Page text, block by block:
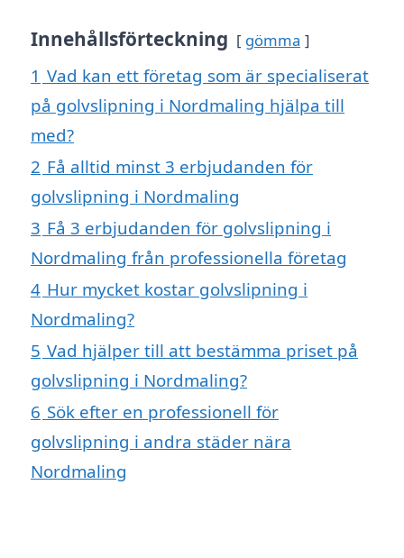
Innehållsförteckning gömma
1 Vad kan ett företag som är specialiserat
på golvslipning i Nordmaling hjälpa till
med?
2 Få alltid minst 3 erbjudanden för
golvslipning i Nordmaling
3 Få 3 erbjudanden för golvslipning i
Nordmaling från professionella företag
4 Hur mycket kostar golvslipning i
Nordmaling?
5 Vad hjälper till att bestämma priset på
golvslipning i Nordmaling?
6 Sök efter en professionell för
golvslipning i andra städer nära
Nordmaling